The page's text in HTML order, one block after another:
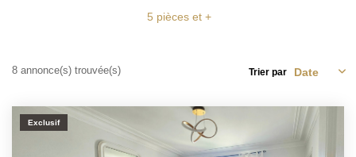
CONTACT
5 pièces et +
8 annonce(s) trouvée(s) Trier par
Exclusif